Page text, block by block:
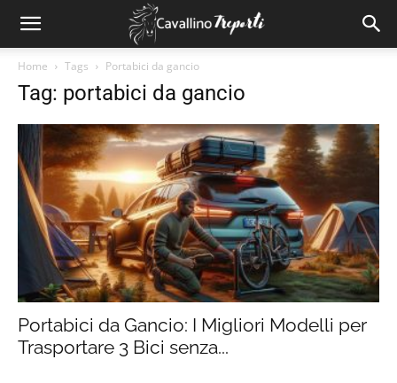
Home Tags Portabici da gancio
Tag: portabici da gancio
Portabici da Gancio: I Migliori Modelli per
Trasportare 3 Bici senza...